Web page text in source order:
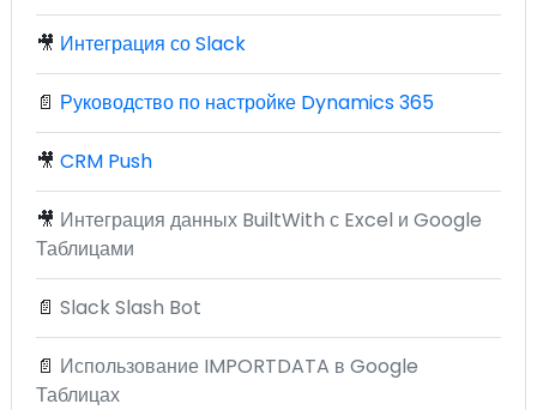
🎥 Интеграция со Slack
📄 Руководство по настройке Dynamics 365
🎥 CRM Push
🎥 Интеграция данных BuiltWith с Excel и Google
Таблицами
📄 Slack Slash Bot
📄 Использование IMPORTDATA в Google
Таблицах